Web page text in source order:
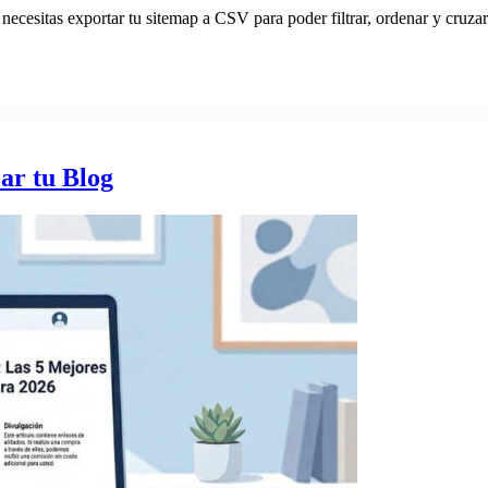
exportar tu sitemap a CSV para poder filtrar, ordenar y
tu Blog